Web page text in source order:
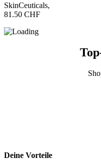
SkinCeuticals,
81.50 CHF
Deine Vorteile